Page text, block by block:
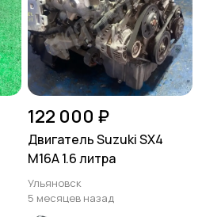
122 000 ₽
Двигатель Suzuki SX4
M16A 1.6 литра
Ульяновск
5 месяцев назад